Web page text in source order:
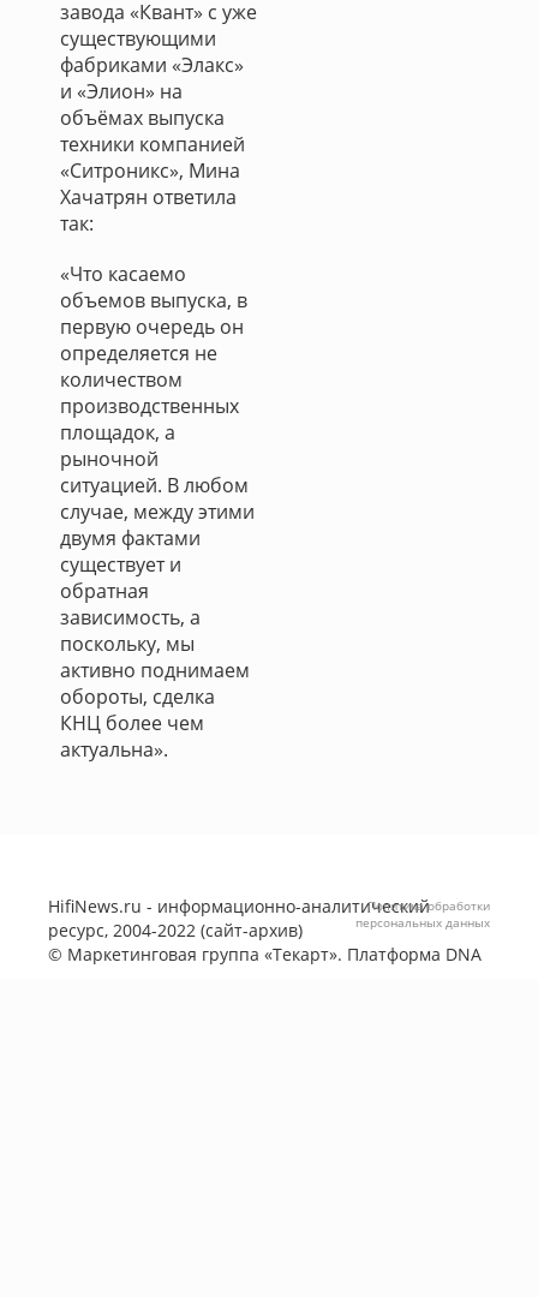
завода «Квант» с уже
существующими
фабриками «Элакс»
и «Элион» на
объёмах выпуска
техники компанией
«Ситроникс», Мина
Хачатрян ответила
так:
«Что касаемо
объемов выпуска, в
первую очередь он
определяется не
количеством
производственных
площадок, а
рыночной
ситуацией. В любом
случае, между этими
двумя фактами
существует и
обратная
зависимость, а
поскольку, мы
активно поднимаем
обороты, сделка
КНЦ более чем
актуальна».
HifiNews.ru - информационно-аналитический
ресурс, 2004-2022 (сайт-архив)
© Маркетинговая группа «Текарт». Платформа DNA
Политика обработки
персональных данных